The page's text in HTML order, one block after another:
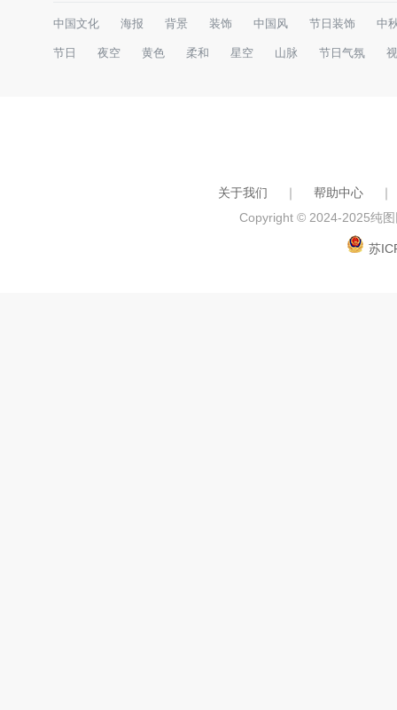
中国文化 海报 背景 装饰 中国风 节日装饰 中
节日 夜空 黄色 柔和 星空 山脉 节日气氛
关于我们 ｜ 帮助中心
｜
Copyright © 2024-2025纯
苏